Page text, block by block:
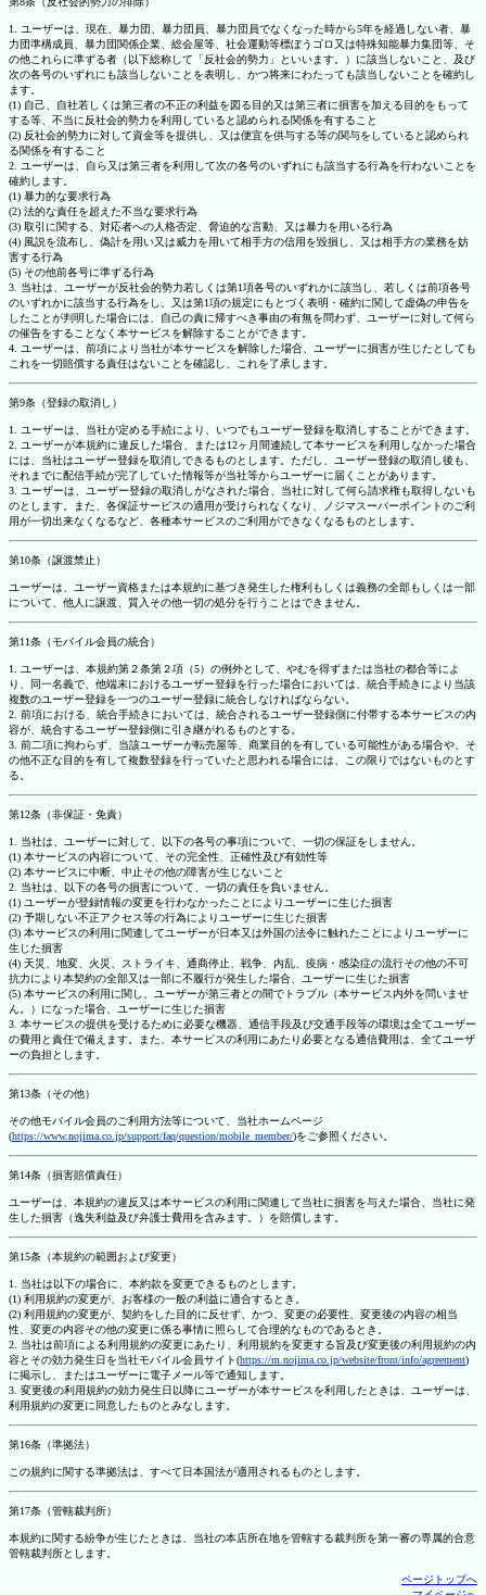
1. ユーザーは、現在、暴力団、暴力団員、暴力団員でなくなった時から5年を経過しない者、暴
力団準構成員、暴力団関係企業、総会屋等、社会運動等標ぼうゴロ又は特殊知能暴力集団等、そ
の他これらに準ずる者（以下総称して「反社会的勢力」といいます。）に該当しないこと、及び
次の各号のいずれにも該当しないことを表明し、かつ将来にわたっても該当しないことを確約し
ます。
(1) 自己、自社若しくは第三者の不正の利益を図る目的又は第三者に損害を加える目的をもって
する等、不当に反社会的勢力を利用していると認められる関係を有すること
(2) 反社会的勢力に対して資金等を提供し、又は便宜を供与する等の関与をしていると認められ
る関係を有すること
2. ユーザーは、自ら又は第三者を利用して次の各号のいずれにも該当する行為を行わないことを
確約します。
(1) 暴力的な要求行為
(2) 法的な責任を超えた不当な要求行為
(3) 取引に関する、対応者への人格否定、脅迫的な言動、又は暴力を用いる行為
(4) 風説を流布し、偽計を用い又は威力を用いて相手方の信用を毀損し、又は相手方の業務を妨
害する行為
(5) その他前各号に準ずる行為
3. 当社は、ユーザーが反社会的勢力若しくは第1項各号のいずれかに該当し、若しくは前項各号
のいずれかに該当する行為をし、又は第1項の規定にもとづく表明・確約に関して虚偽の申告を
したことが判明した場合には、自己の責に帰すべき事由の有無を問わず、ユーザーに対して何ら
の催告をすることなく本サービスを解除することができます。
4. ユーザーは、前項により当社が本サービスを解除した場合、ユーザーに損害が生じたとしても
これを一切賠償する責任はないことを確認し、これを了承します。
第9条（登録の取消し）
1. ユーザーは、当社が定める手続により、いつでもユーザー登録を取消しすることができます。
2. ユーザーが本規約に違反した場合、または12ヶ月間連続して本サービスを利用しなかった場合
には、当社はユーザー登録を取消しできるものとします。ただし、ユーザー登録の取消し後も、
それまでに配信手続が完了していた情報等が当社等からユーザーに届くことがあります。
3. ユーザーは、ユーザー登録の取消しがなされた場合、当社に対して何ら請求権も取得しないも
のとします。また、各保証サービスの適用が受けられなくなり、ノジマスーパーポイントのご利
用が一切出来なくなるなど、各種本サービスのご利用ができなくなるものとします。
第10条（譲渡禁止）
ユーザーは、ユーザー資格または本規約に基づき発生した権利もしくは義務の全部もしくは一部
について、他人に譲渡、質入その他一切の処分を行うことはできません。
第11条（モバイル会員の統合）
1. ユーザーは、本規約第２条第２項（5）の例外として、やむを得ずまたは当社の都合等によ
り、同一名義で、他端末におけるユーザー登録を行った場合においては、統合手続きにより当該
複数のユーザー登録を一つのユーザー登録に統合しなければならない。
2. 前項における、統合手続きにおいては、統合されるユーザー登録側に付帯する本サービスの内
容が、統合するユーザー登録側に引き継がれるものとする。
3. 前二項に拘わらず、当該ユーザーが転売屋等、商業目的を有している可能性がある場合や、そ
の他不正な目的を有して複数登録を行っていたと思われる場合には、この限りではないものとす
る。
第12条（非保証・免責）
1. 当社は、ユーザーに対して、以下の各号の事項について、一切の保証をしません。
(1) 本サービスの内容について、その完全性、正確性及び有効性等
(2) 本サービスに中断、中止その他の障害が生じないこと
2. 当社は、以下の各号の損害について、一切の責任を負いません。
(1) ユーザーが登録情報の変更を行わなかったことによりユーザーに生じた損害
(2) 予期しない不正アクセス等の行為によりユーザーに生じた損害
(3) 本サービスの利用に関連してユーザーが日本又は外国の法令に触れたことによりユーザーに
生じた損害
(4) 天災、地変、火災、ストライキ、通商停止、戦争、内乱、疫病・感染症の流行その他の不可
抗力により本契約の全部又は一部に不履行が発生した場合、ユーザーに生じた損害
(5) 本サービスの利用に関し、ユーザーが第三者との間でトラブル（本サービス内外を問いませ
ん。）になった場合、ユーザーに生じた損害
3. 本サービスの提供を受けるために必要な機器、通信手段及び交通手段等の環境は全てユーザー
の費用と責任で備えます。また、本サービスの利用にあたり必要となる通信費用は、全てユーザ
ーの負担とします。
第13条（その他）
その他モバイル会員のご利用方法等について、当社ホームページ
(https://www.nojima.co.jp/support/faq/question/mobile_member/)をご参照ください。
第14条（損害賠償責任）
ユーザーは、本規約の違反又は本サービスの利用に関連して当社に損害を与えた場合、当社に発
生した損害（逸失利益及び弁護士費用を含みます。）を賠償します。
第15条（本規約の範囲および変更）
1. 当社は以下の場合に、本約款を変更できるものとします。
(1) 利用規約の変更が、お客様の一般の利益に適合するとき。
(2) 利用規約の変更が、契約をした目的に反せず、かつ、変更の必要性、変更後の内容の相当
性、変更の内容その他の変更に係る事情に照らして合理的なものであるとき。
2. 当社は前項による利用規約の変更にあたり、利用規約を変更する旨及び変更後の利用規約の内
容とその効力発生日を当社モバイル会員サイト(https://m.nojima.co.jp/website/front/info/agreement)
に掲示し、またはユーザーに電子メール等で通知します。
3. 変更後の利用規約の効力発生日以降にユーザーが本サービスを利用したときは、ユーザーは、
利用規約の変更に同意したものとみなします。
第16条（準拠法）
この規約に関する準拠法は、すべて日本国法が適用されるものとします。
第17条（管轄裁判所）
本規約に関する紛争が生じたときは、当社の本店所在地を管轄する裁判所を第一審の専属的合意
管轄裁判所とします。
ページトップへ